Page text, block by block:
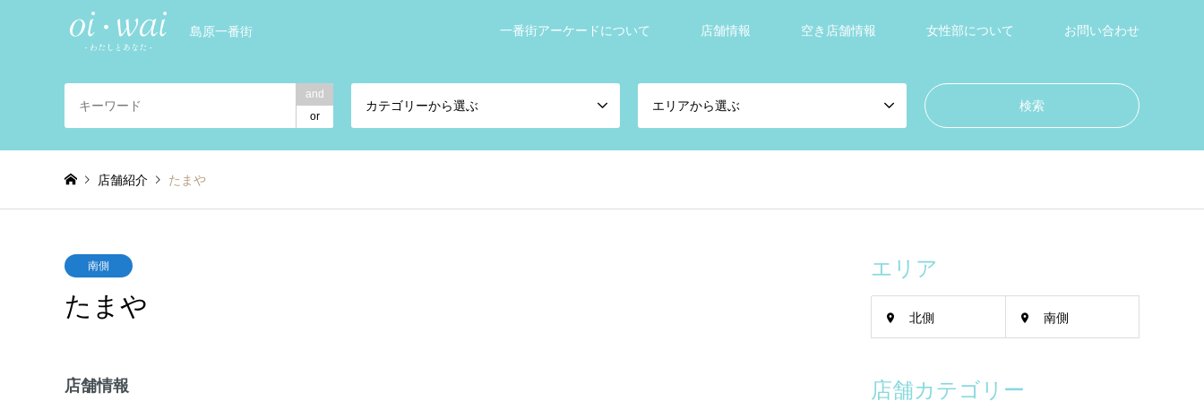
島原一番街 一番街アーケードについて 店舗情報 空き店舗情報 女性部について お問い合わせ
and
or
カテゴリーから選ぶ エリアから選ぶ
店舗紹介 たまや
南側
たまや
店舗情報
エリア
北側 南側
店舗カテゴリー